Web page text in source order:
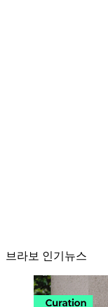
브라보 인기뉴스